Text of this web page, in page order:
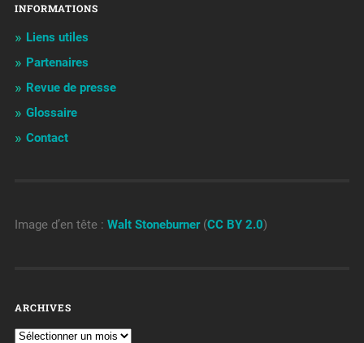
INFORMATIONS
Liens utiles
Partenaires
Revue de presse
Glossaire
Contact
Image d’en tête : Walt Stoneburner(CC BY 2.0)
ARCHIVES